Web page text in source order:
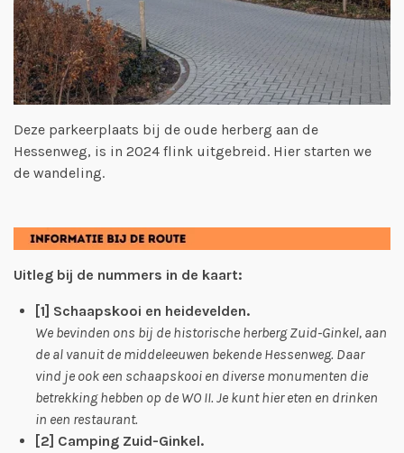
Deze parkeerplaats bij de oude herberg aan de
Hessenweg, is in 2024 flink uitgebreid. Hier starten we
de wandeling.
Uitleg bij de nummers in de kaart:
[1] Schaapskooi en heidevelden.
We bevinden ons bij de historische herberg Zuid-Ginkel, aan
de al vanuit de middeleeuwen bekende Hessenweg. Daar
vind je ook een schaapskooi en diverse monumenten die
betrekking hebben op de WO II. Je kunt hier eten en drinken
in een restaurant.
[2] Camping Zuid-Ginkel.